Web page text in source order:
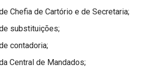
Chefia de Cartório e de Secretaria;
substituições;
contadoria;
Central de Mandados;